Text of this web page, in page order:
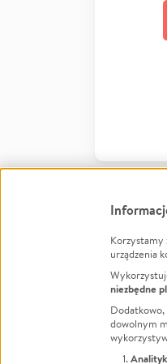
Facebook
LinkedIn
Korzystamy
urządzenia
niezbędne
Dodatkowo,
dowolnym